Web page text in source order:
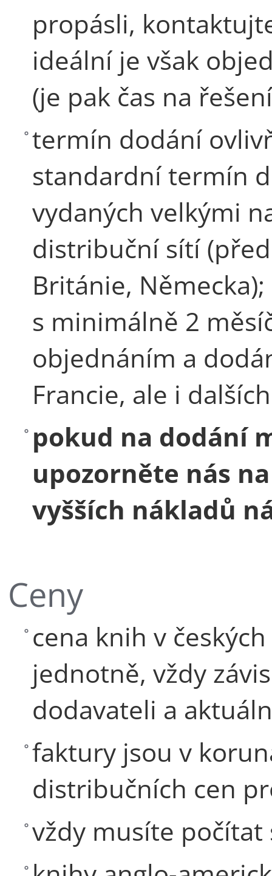
propásli,
ideální je však
(je pak čas na
termín dodání
standardní termín
vydaných velkými
distribuční sítí
Británie, Německa);
s minimálně 2
objednáním a
Francie, ale i
pokud na dodání
upozorněte nás
vyšších nákladů
Ceny
cena knih v
jednotně, vždy
dodavateli a
faktury jsou v
distribučních cen
vždy musíte počítat